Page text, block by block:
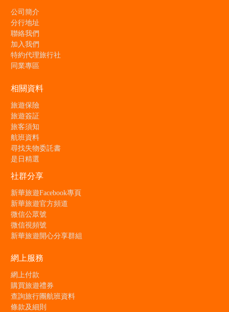
公司簡介
分行地址
聯絡我們
加入我們
特約代理旅行社
同業專區
相關資料
旅遊保險
旅遊簽証
旅客須知
航班資料
尋找失物委託書
是日精選
社群分享
新華旅遊Facebook專頁
新華旅遊官方頻道
微信公眾號
微信視頻號
新華旅遊開心分享群組
網上服務
網上付款
購買旅遊禮券
查詢旅行團航班資料
條款及細則